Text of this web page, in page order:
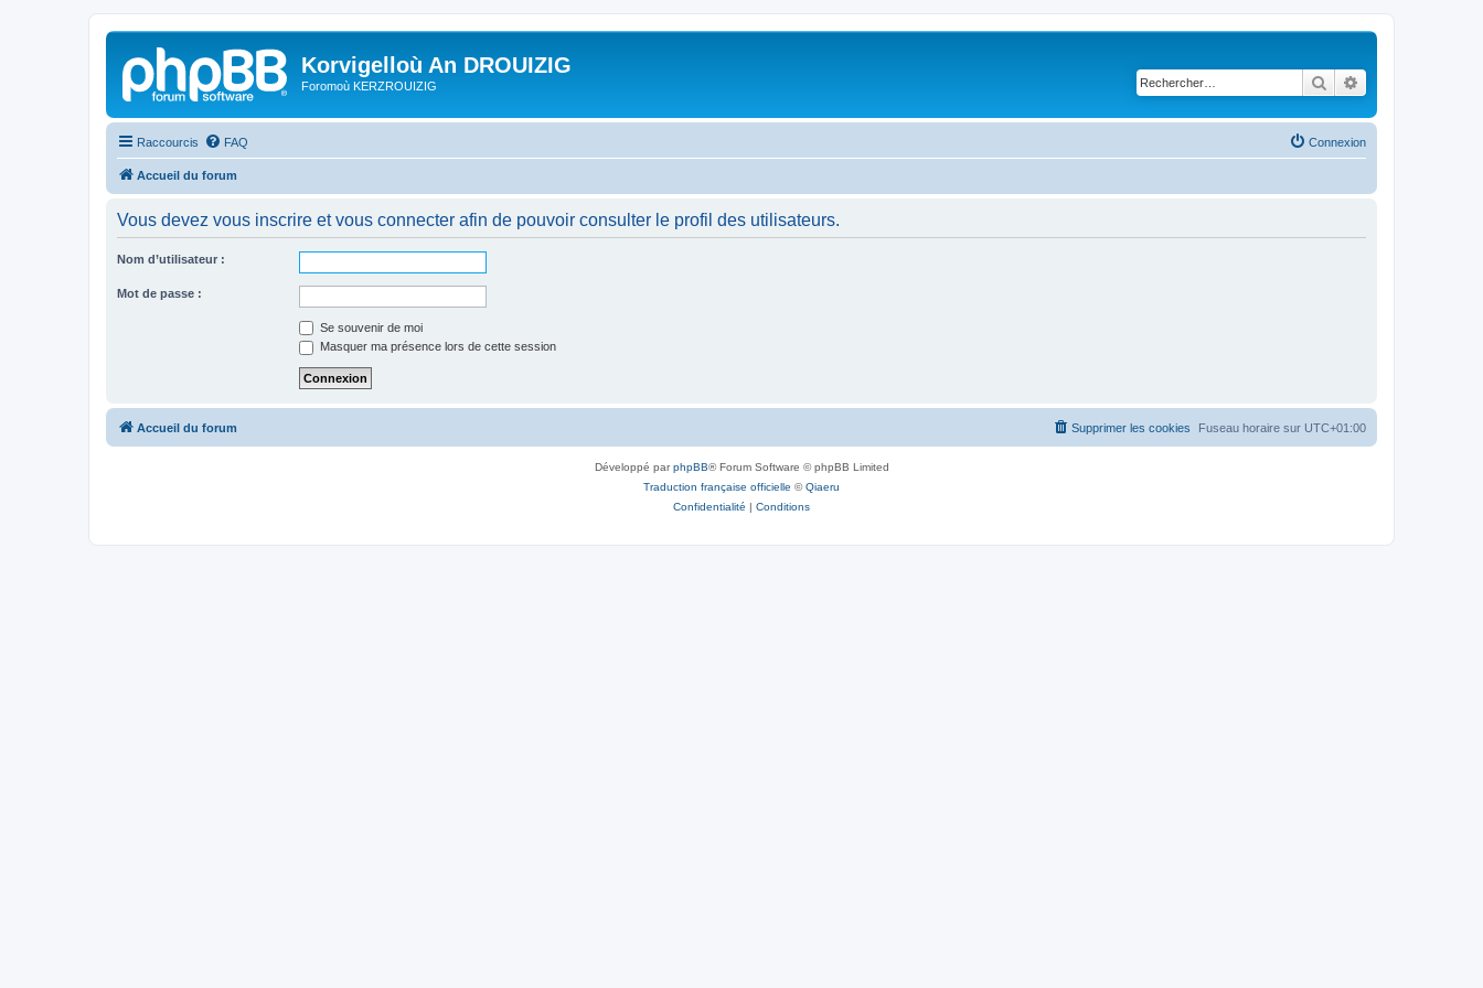
Korvigelloù An DROUIZIG
Foromoù KERZROUIZIG Rechercher
Raccourcis FAQ Connexion
Accueil du forum
Vous devez vous inscrire et vous connecter afin de pouvoir consulter le profil des utilisateurs.
Nom d’utilisateur :
Mot de passe :
Se souvenir de moi
Masquer ma présence lors de cette session
Accueil du forum Fuseau horaire sur UTC+01:00
Supprimer les cookies
Développé parphpBB® Forum Software © phpBB Limited
Traduction française officielle ©Qiaeru
Confidentialité | Conditions